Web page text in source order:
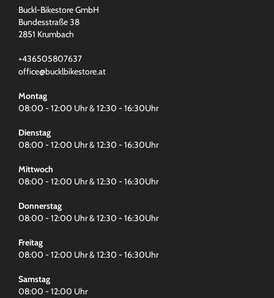
Buckl-Bikestore GmbH
Bundesstraße 38
2851 Krumbach
+436505807637
office@bucklbikestore.at
Montag
08:00 - 12:00 Uhr & 12:30 - 16:30Uhr
Dienstag
08:00 - 12:00 Uhr & 12:30 - 16:30Uhr
Mittwoch
08:00 - 12:00 Uhr & 12:30 - 16:30Uhr
Donnerstag
08:00 - 12:00 Uhr & 12:30 - 16:30Uhr
Freitag
08:00 - 12:00 Uhr & 12:30 - 16:30Uhr
Samstag
08:00 - 12:00 Uhr